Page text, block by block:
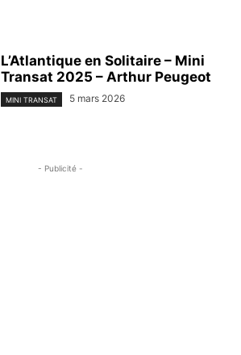
L’Atlantique en Solitaire – Mini
Transat 2025 – Arthur Peugeot
MINI TRANSAT 5 mars 2026
- Publicité -